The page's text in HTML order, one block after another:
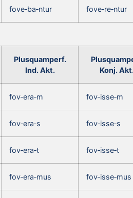
fove‑ba‑ntur fove‑re‑ntur
Plusquamperf.
Ind. Akt.
Konj.
fov‑era‑m fov‑isse‑m
fov‑era‑s fov‑isse‑s
fov‑era‑t fov‑isse‑t
fov‑era‑mus fov‑isse‑mus